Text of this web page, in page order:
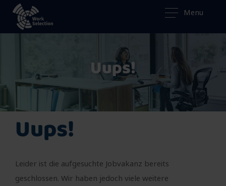
Menu
Uups!
Uups!
Leider ist die aufgesuchte Jobvakanz bereits
geschlossen. Wir haben jedoch viele weitere